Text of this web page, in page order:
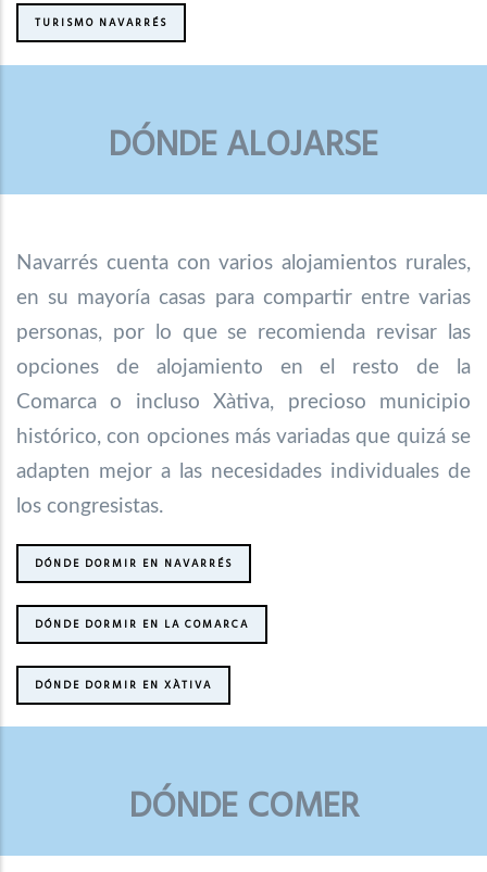
TURISMO NAVARRÉS
DÓNDE ALOJARSE
Navarrés cuenta con varios alojamientos rurales,
en su mayoría casas para compartir entre varias
personas, por lo que se recomienda revisar las
opciones de alojamiento en el resto de la
Comarca o incluso Xàtiva, precioso municipio
histórico, con opciones más variadas que quizá se
adapten mejor a las necesidades individuales de
los congresistas.
DÓNDE DORMIR EN NAVARRÉS
DÓNDE DORMIR EN LA COMARCA
DÓNDE DORMIR EN XÀTIVA
DÓNDE COMER